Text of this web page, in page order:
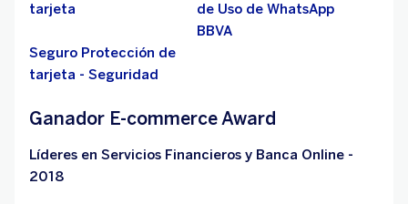
tarjeta
de Uso de WhatsApp
BBVA
Seguro Protección de
tarjeta - Seguridad
Ganador E-commerce Award
Líderes en Servicios Financieros y Banca Online -
2018